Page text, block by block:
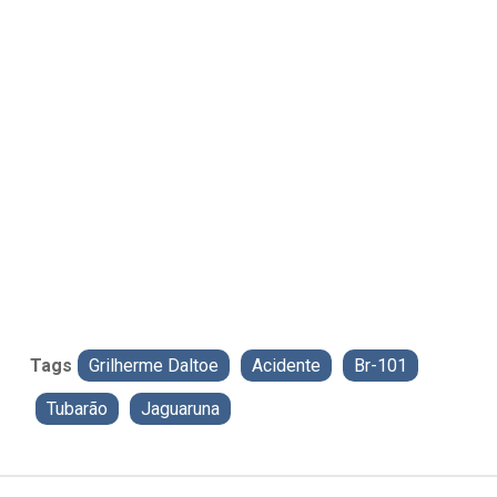
Tags Grilherme Daltoe Acidente Br-101
Tubarão Jaguaruna